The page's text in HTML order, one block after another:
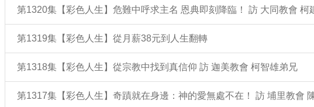
第1320集【彩色人生】危難中呼求主名 恩典即刻降臨！ 訪 大同教會 柯
第1319集【彩色人生】從月薪38元到人生翻轉
第1318集【彩色人生】從宗教中找到真信仰 訪 迦美教會 柯智雄弟兄
第1317集【彩色人生】奇蹟就在身邊：神的愛無處不在！ 訪 埔里教會